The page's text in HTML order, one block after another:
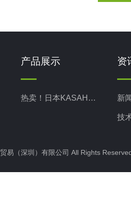
产品展示
热卖！日本KASAHARA笠原理化
资
新
技
易（深圳）有限公司 All Rights